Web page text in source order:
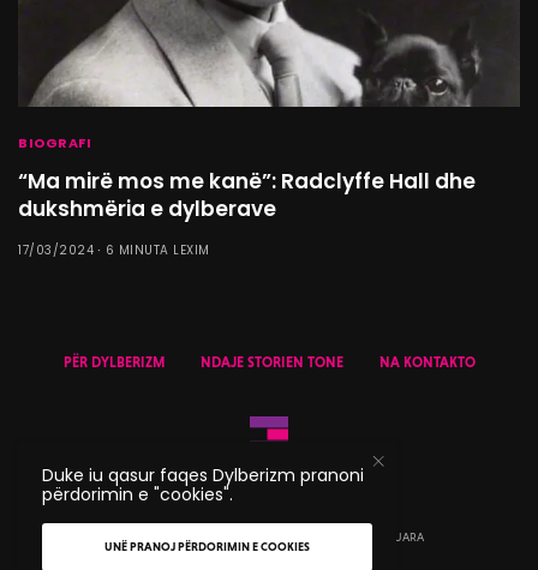
BIOGRAFI
“Ma mirë mos me kanë”: Radclyffe Hall dhe
dukshmëria e dylberave
17/03/2024 6 MINUTA LEXIM
PËR DYLBERIZM NDAJE STORIEN TONE NA KONTAKTO
© 2020 DYLBERIZM - TË GJITHA TË DREJTAT E REZERVUARA
Duke iu qasur faqes Dylberizm pranoni
përdorimin e "cookies".
UNË PRANOJ PËRDORIMIN E COOKIES